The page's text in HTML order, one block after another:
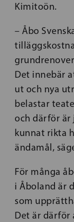
Kimitoön.
– Åbo
Det innebär
ut och nya
belastar
och därför
kunnat rikta
ändamål,
För många
i Åboland är
som
Det är därför